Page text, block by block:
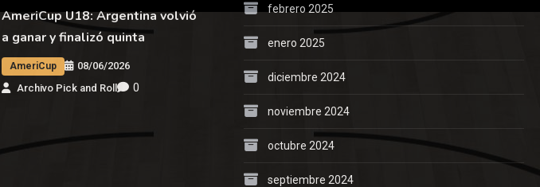
AmeriCup U18: Argentina volvió
a ganar y finalizó quinta
AmeriCup
08/06/2026
Archivo Pick and Roll
0
febrero 2025
enero 2025
diciembre 2024
noviembre 2024
octubre 2024
septiembre 2024